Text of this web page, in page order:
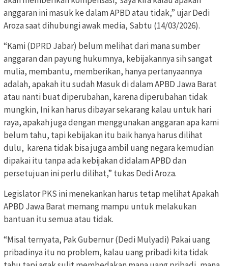
anggaran ini masuk ke dalam APBD atau tidak,” ujar Dedi
Aroza saat dihubungi awak media, Sabtu (14/03/2026).
“Kami (DPRD Jabar) belum melihat dari mana sumber
anggaran dan payung hukumnya, kebijakannya sih sangat
mulia, membantu, memberikan, hanya pertanyaannya
adalah, apakah itu sudah Masuk di dalam APBD Jawa Barat
atau nanti buat diperubahan, karena diperubahan tidak
mungkin, Ini kan harus dibayar sekarang kalau untuk hari
raya, apakah juga dengan menggunakan anggaran apa kami
belum tahu, tapi kebijakan itu baik hanya harus dilihat
dulu, karena tidak bisa juga ambil uang negara kemudian
dipakai itu tanpa ada kebijakan didalam APBD dan
persetujuan ini perlu dilihat,” tukas Dedi Aroza.
Legislator PKS ini menekankan harus tetap melihat Apakah
APBD Jawa Barat memang mampu untuk melakukan
bantuan itu semua atau tidak.
“Misal ternyata, Pak Gubernur (Dedi Mulyadi) Pakai uang
pribadinya itu no problem, kalau uang pribadi kita tidak